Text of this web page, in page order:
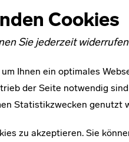
Cookies
Sie jederzeit
Ihnen ein optimales
der Seite notwendig
Statistikzwecken genutzt
zu akzeptieren. Sie
des
für hervorragende
Čepčeková heraus. Im
(Avantgarde und
gewidmet war. 1971
Nachricht für Katka“
in Weimar teil. 1989
Fotografie. Irena Blühová